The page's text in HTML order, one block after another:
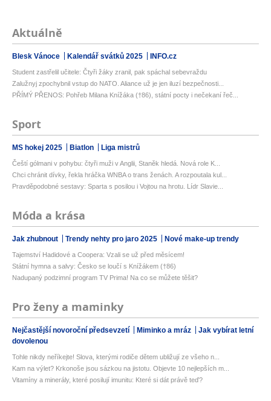
Aktuálně
Blesk Vánoce Kalendář svátků 2025 INFO.cz
Student zastřelil učitele: Čtyři žáky zranil, pak spáchal sebevraždu
Zalužnyj zpochybnil vstup do NATO. Aliance už je jen iluzí bezpečnosti...
PŘÍMÝ PŘENOS: Pohřeb Milana Knížáka (†86), státní pocty i nečekaní řeč...
Sport
MS hokej 2025 Biatlon Liga mistrů
Čeští gólmani v pohybu: čtyři muži v Anglii, Staněk hledá. Nová role K...
Chci chránit dívky, řekla hráčka WNBA o trans ženách. A rozpoutala kul...
Pravděpodobné sestavy: Sparta s posilou i Vojtou na hrotu. Lídr Slavie...
Móda a krása
Jak zhubnout Trendy nehty pro jaro 2025 Nové make-up trendy
Tajemství Hadidové a Coopera: Vzali se už před měsícem!
Státní hymna a salvy: Česko se loučí s Knížákem (†86)
Nadupaný podzimní program TV Prima! Na co se můžete těšit?
Pro ženy a maminky
Nejčastější novoroční předsevzetí Miminko a mráz
Jak vybírat letní
dovolenou
Tohle nikdy neříkejte! Slova, kterými rodiče dětem ubližují ze všeho n...
Kam na výlet? Krkonoše jsou sázkou na jistotu. Objevte 10 nejlepších m...
Vitamíny a minerály, které posilují imunitu: Které si dát právě teď?